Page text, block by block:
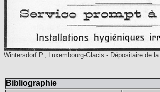
Wintersdorf P., Luxembourg-Glacis - Dépositaire de la
Bibliographie